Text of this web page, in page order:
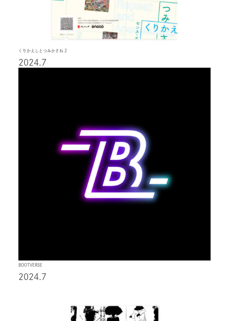
くりかえしとつみかさね 2
2024.7
BOOTVERSE
2024.7